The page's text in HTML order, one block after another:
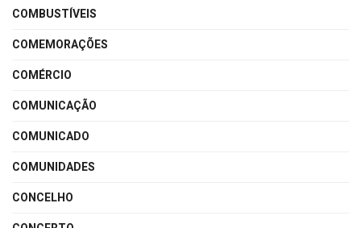
COMBUSTÍVEIS
COMEMORAÇÕES
COMÉRCIO
COMUNICAÇÃO
COMUNICADO
COMUNIDADES
CONCELHO